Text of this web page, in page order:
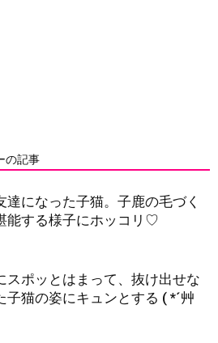
の記事
達になった子猫。子鹿の毛づく
能する様子にホッコリ♡
スポッとはまって、抜け出せな
子猫の姿にキュンとする ( *´艸